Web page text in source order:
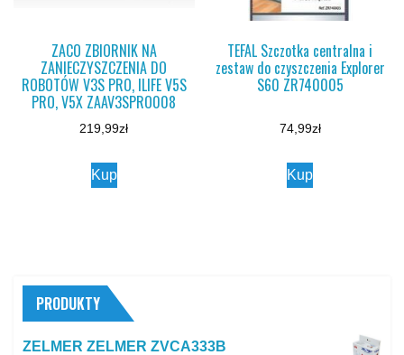
ZACO ZBIORNIK NA
ZANIECZYSZCZENIA DO
ROBOTÓW V3S PRO, ILIFE V5S
PRO, V5X ZAAV3SPRO008
219,99zł
Kup
TEFAL Szczotka centralna i
zestaw do czyszczenia Explorer
S60 ZR740005
74,99zł
Kup
PRODUKTY
ZELMER ZELMER ZVCA333B